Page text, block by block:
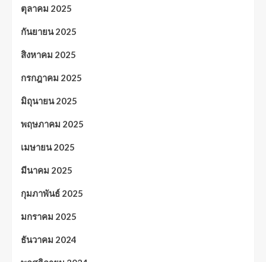
ตุลาคม 2025
กันยายน 2025
สิงหาคม 2025
กรกฎาคม 2025
มิถุนายน 2025
พฤษภาคม 2025
เมษายน 2025
มีนาคม 2025
กุมภาพันธ์ 2025
มกราคม 2025
ธันวาคม 2024